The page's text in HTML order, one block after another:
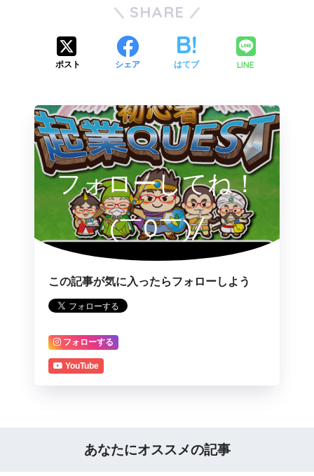
SHARE
ポスト シェア はてブ LINE
フォローしてね！
(￣0￣)/
この記事が気に入ったらフォローしよう
フォローする
YouTube
あなたにオススメの記事